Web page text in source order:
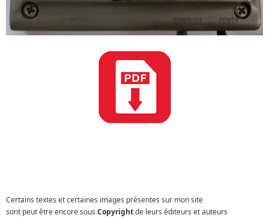
Certains textes et certaines images présentes sur mon site
sont peut être encore sous Copyrightde leurs éditeurs et auteurs